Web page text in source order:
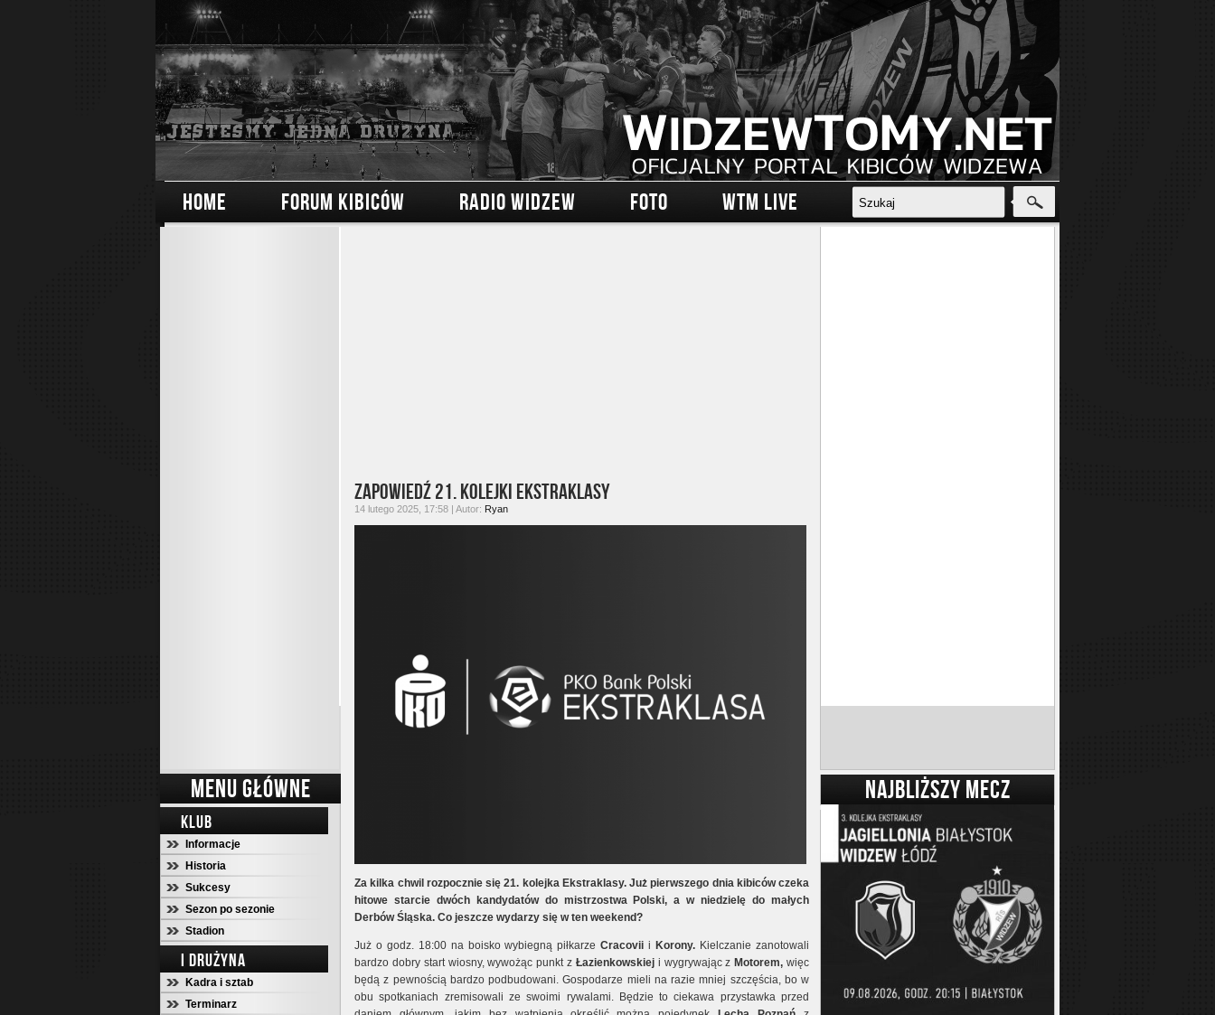
HOME FORUM KIBICÓW RADIO WIDZEW FOTO WTM LIVE
MENU GŁÓWNE
KLUB
Informacje
Historia
Sukcesy
Sezon po sezonie
Stadion
I DRUŻYNA
Kadra i sztab
Terminarz
Zapowiedź 21. kolejki Ekstraklasy
14 lutego 2025, 17:58 | Autor: Ryan
Za kilka chwil rozpocznie się 21. kolejka Ekstraklasy. Już pierwszego dnia kibiców czeka
hitowe starcie dwóch kandydatów do mistrzostwa Polski, a w niedzielę do małych
Derbów Śląska. Co jeszcze wydarzy się w ten weekend?
Już o godz. 18:00 na boisko wybiegną piłkarzeCracovii i Korony. Kielczanie zanotowali
bardzo dobry start wiosny, wywożąc punkt z Łazienkowskieji wygrywając z Motorem, więc
będą z pewnością bardzo podbudowani. Gospodarze mieli na razie mniej szczęścia, bo w
obu spotkaniach zremisowali ze swoimi rywalami. Będzie to ciekawa przystawka przed
NAJBLIŻSZY MECZ